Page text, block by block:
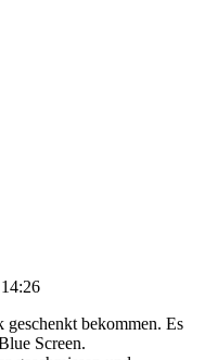
geschenkt bekommen. Es
Screen.